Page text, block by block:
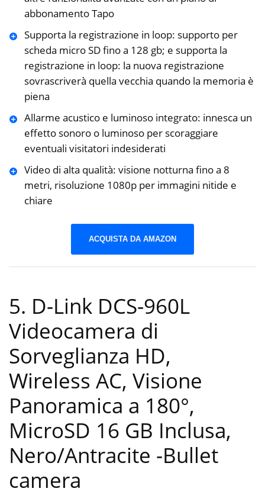
abbonamento Tapo
Supporta la registrazione in loop: supporto per
scheda micro SD fino a 128 gb; e supporta la
registrazione in loop: la nuova registrazione
sovrascriverà quella vecchia quando la memoria è
piena
Allarme acustico e luminoso integrato: innesca un
effetto sonoro o luminoso per scoraggiare
eventuali visitatori indesiderati
Video di alta qualità: visione notturna fino a 8
metri, risoluzione 1080p per immagini nitide e
chiare
ACQUISTA DA AMAZON
5. D-Link DCS-960L
Videocamera di
Sorveglianza HD,
Wireless AC, Visione
Panoramica a 180°,
MicroSD 16 GB Inclusa,
Nero/Antracite -Bullet
camera